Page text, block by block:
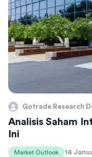
Gotrade Research
Analisis Saham
Ini
Market Outlook 14